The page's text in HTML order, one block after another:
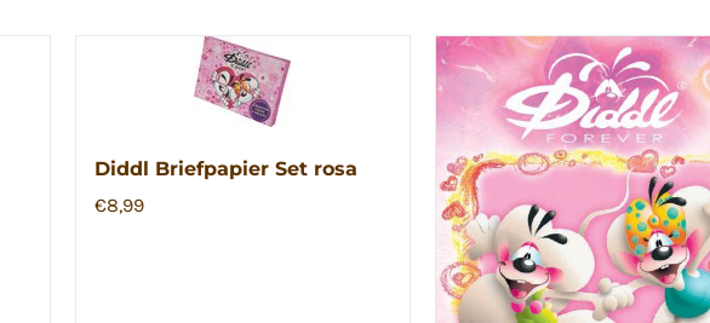
Diddl Briefpapier Set rosa
€8,99